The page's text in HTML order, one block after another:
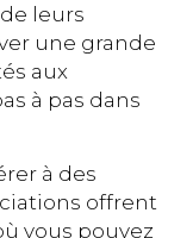
leurs
une grande
aux
à pas dans
à des
offrent
vous pouvez